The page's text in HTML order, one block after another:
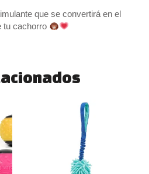
que se convertirá en el
tu cachorro
producto
tiene
múltiples
variantes.
Las